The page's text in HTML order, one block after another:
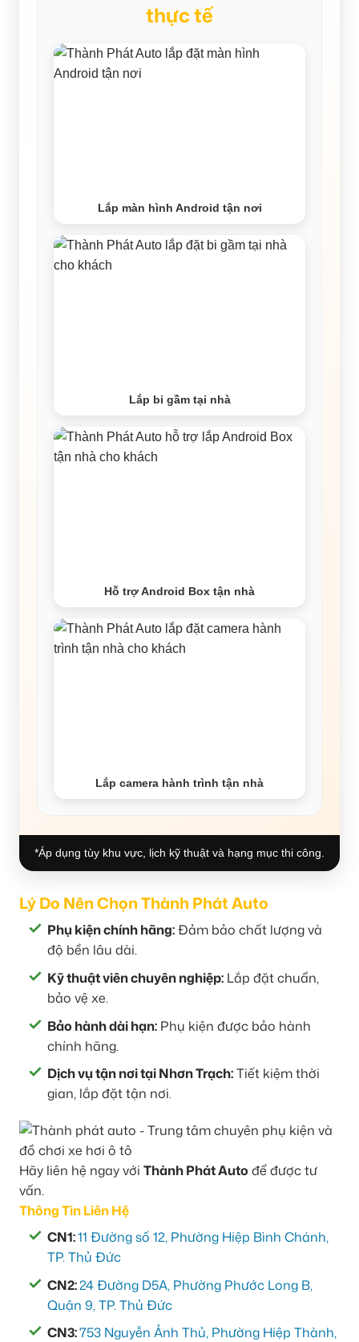
thực tế
Lắp màn hình Android tận nơi
Lắp bi gầm tại nhà
Hỗ trợ Android Box tận nhà
Lắp camera hành trình tận nhà
*Áp dụng tùy khu vực, lịch kỹ thuật và hạng mục thi công.
Lý Do Nên Chọn Thành Phát Auto
Phụ kiện chính hãng:Đảm bảo chất lượng và
độ bền lâu dài.
Kỹ thuật viên chuyên nghiệp: Lắp đặt chuẩn,
bảo vệ xe.
Bảo hành dài hạn: Phụ kiện được bảo hành
chính hãng.
Dịch vụ tận nơi tại Nhơn Trạch:Tiết kiệm thời
gian, lắp đặt tận nơi.
Hãy liên hệ ngay với Thành Phát Auto để được tư
vấn.
Thông Tin Liên Hệ
CN1:11 Đường số 12, Phường Hiệp Bình Chánh,
TP. Thủ Đức
CN2:24 Đường D5A, Phường Phước Long B,
Quận 9, TP. Thủ Đức
CN3:753 Nguyễn Ảnh Thủ, Phường Hiệp Thành,